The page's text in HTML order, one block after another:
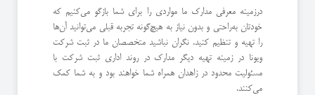
درزمینه معرفی مدارک ما مواردی را برای شما بازگو می‌کنیم که
خودتان به‌راحتی و بدون نیاز به هیچ‌گونه تجربه قبلی می‌توانید آن‌ها
را تهیه و تنظیم کنید. نگران نباشید متخصصان ما در ثبت شرکت
ویونا در زمینه تهیه دیگر مدارک در روند اداری ثبت شرکت با
مسئولیت محدود در زاهدان همراه شما خواهند بود و به شما کمک
می‌کنند.